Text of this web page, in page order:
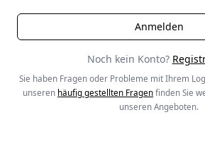
Noch kein Konto?
Sie haben Fragen oder Probleme mit Ihrem
unseren häufig gestellten Fragen finden Sie
unseren Angeboten.